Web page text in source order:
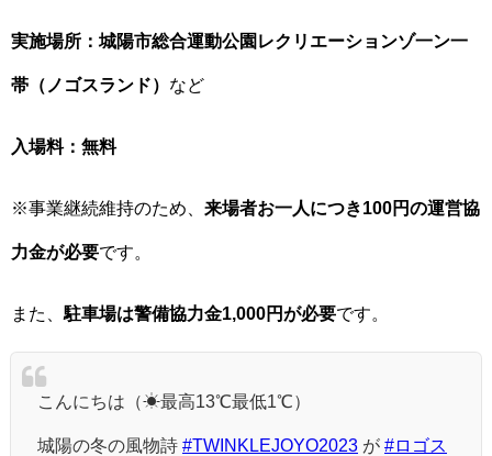
実施場所：城陽市総合運動公園レクリエーションゾ一ン一
帯（ノゴスランド） など
入場料：無料
※事業継続維持のため、 来場者お一人につき100円の運営協
力金が必要です。
また、 駐車場は警備協力金1,000円が必要です。
こんにちは（☀最高13℃最低1℃）
城陽の冬の風物詩 #TWINKLEJOYO2023 が #ロゴス